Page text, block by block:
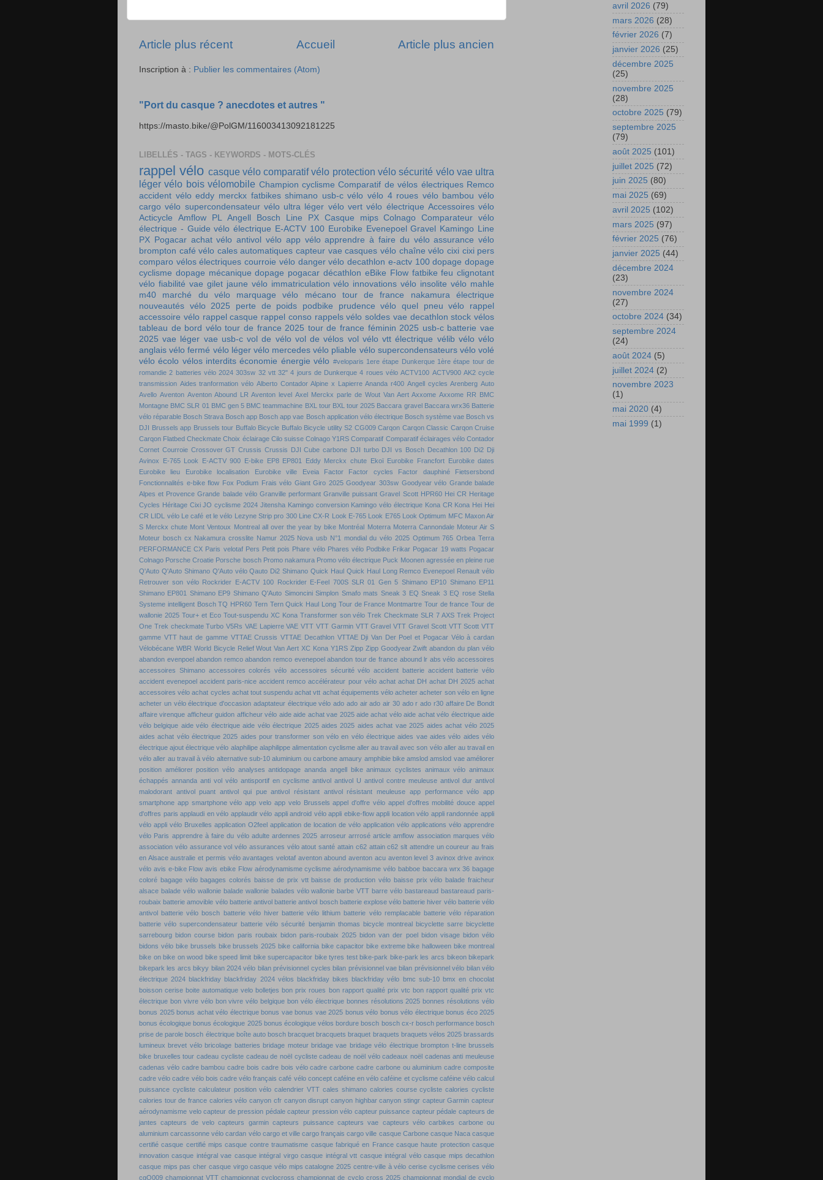
Article plus récent Article plus ancien
Accueil
Inscription à : Publier les commentaires (Atom)
"Port du casque ? anecdotes et autres "
https://masto.bike/@PolGM/116003413092181225
LIBELLÉS - TAGS - KEYWORDS - MOTS-CLÉS
rappel vélo casque vélo comparatif vélo protection vélo sécurité vélo vae ultra
léger vélo bois vélomobile Champion cyclisme Comparatif de vélos électriques Remco
accident vélo eddy merckx fatbikes shimano usb-c vélo vélo 4 roues vélo bambou vélo
cargo vélo supercondensateur vélo ultra léger vélo vert vélo électrique Accessoires vélo
Acticycle
Amflow PL Angell Bosch Line PX Casque mips Colnago
Comparateur vélo
électrique - Guide vélo électrique E-ACTV 100 Eurobike Evenepoel Gravel Kamingo Line
PX Pogacar achat vélo antivol vélo app vélo apprendre à faire du vélo assurance vélo
brompton café vélo cales automatiques capteur vae casques vélo chaîne vélo cixi cixi pers
comparo vélos électriques courroie vélo danger vélo decathlon e-actv 100 dopage dopage
cyclisme dopage mécanique dopage pogacar décathlon eBike Flow fatbike feu clignotant
vélo fiabilité vae gilet jaune vélo immatriculation vélo innovations vélo insolite vélo mahle
m40
marché du vélo marquage vélo mécano tour de france
nakamura électrique
nouveautés vélo 2025
perte de poids podbike prudence vélo quel pneu vélo
rappel
accessoire vélo rappel casque rappel conso rappels vélo soldes vae decathlon stock vélos
tableau de bord vélo tour de france 2025 tour de france féminin 2025 usb-c batterie vae
2025 vae léger vae usb-c vol de vélo vol de vélos vol vélo vtt électrique vélib vélo vélo
anglais vélo fermé vélo léger vélo mercedes vélo pliable vélo supercondensateurs vélo volé
vélo écolo vélos interdits économie énergie vélo #veloparis 1ere étape Dunkerque 1ère étape tour de
romandie 2 batteries vélo 2024 303sw 32 vtt 32" 4 jours de Dunkerque 4 roues vélo ACTV100 ACTV900 AK2 cycle
transmission Aides tranformation vélo Alberto Contador Alpine x Lapierre Ananda r400 Angell cycles Arenberg Auto
Avello Aventon Aventon Abound LR Aventon level Axel Merckx parle de Wout Van Aert Axxome Axxome RR BMC
Montagne BMC SLR 01 BMC gen 5 BMC teammachine BXL tour BXL tour 2025 Baccara gravel Baccara wrx36 Batterie
vélo réparable Bosch Strava Bosch app Bosch app vae Bosch application vélo électrique Bosch système vae Bosch vs
DJI Brussels app Brussels tour Buffalo Bicycle Buffalo Bicycle utility S2 CG009 Carqon Carqon Classic Carqon Cruise
Carqon Flatbed Checkmate Choix éclairage Cilo suisse Colnago Y1RS Comparatif Comparatif éclairages vélo Contador
Cornet Courroie Crossover GT Crussis Crussis DJI Cube carbone DJI turbo DJI vs Bosch Decathlon 100 Di2 Dji
Avinox
E-765 Look E-ACTV 900 E-bike EP8 EP801 Eddy Merckx chute Ekoï Eurobike Francfort Eurobike dates
Eurobike lieu
Eurobike localisation Eurobike ville Eveia Factor Factor cycles Factor dauphiné
Fietsersbond
Fonctionnalités e-bike flow Fox Podium Frais vélo Giant Giro 2025 Goodyear 303sw Goodyear vélo Grande balade
Alpes et Provence Grande balade vélo Granville performant Granville puissant Gravel Scott HPR60 Hei CR Heritage
Cycles Héritage Cixi JO cyclisme 2024 Jitensha Kamingo conversion Kamingo vélo électrique Kona CR Kona Hei Hei
CR LIDL vélo Le café et le vélo Lezyne Strip pro 300 Line CX-R Look E-765 Look E765 Look Optimum MFC Maxon Air
S Merckx chute Mont Ventoux Montreal all over the year by bike Montréal Moterra Moterra Cannondale Moteur Air S
Moteur bosch cx Nakamura crosslite Namur 2025 Nova usb N°1 mondial du vélo 2025 Optimum 765 Orbea Terra
PERFORMANCE CX Paris velotaf Pers Petit pois Phare vélo Phares vélo Podbike Frikar Pogacar 19 watts Pogacar
Colnago Porsche Croatie Porsche bosch Promo nakamura Promo vélo électrique Puck Moonen agressée en pleine rue
Q'Auto Q'Auto Shimano Q'Auto vélo Qauto Di2 Shimano Quick Haul Quick Haul Long Remco Evenepoel Renault vélo
Retrouver son vélo Rockrider E-ACTV 100 Rockrider E-Feel 700S SLR 01 Gen 5 Shimano EP10 Shimano EP11
Shimano EP801 Shimano EP9 Shimano Q'Auto Simoncini Simplon Smafo mats Sneak 3 EQ Sneak 3 EQ rose Stella
Systeme intelligent Bosch TQ HPR60 Tern Tern Quick Haul Long Tour de France Montmartre Tour de france Tour de
wallonie 2025 Tour+ et Eco Tout-suspendu XC Kona Transformer son vélo Trek Checkmate SLR 7 AXS Trek Project
One Trek checkmate Turbo V5Rs VAE Lapierre VAE VTT VTT Garmin VTT Gravel VTT Gravel Scott VTT Scott VTT
gamme VTT haut de gamme VTTAE Crussis VTTAE Decathlon VTTAE Dji Van Der Poel et Pogacar Vélo à cardan
Vélobécane WBR World Bicycle Relief Wout Van Aert XC Kona Y1RS Zipp Zipp Goodyear Zwift abandon du plan vélo
abandon evenpoel abandon remco abandon remco evenepoel abandon tour de france abound lr abs vélo accessoires
accessoires Shimano accessoires colorés vélo accessoires sécurité vélo accident batterie accident batterie vélo
accident evenepoel accident paris-nice accident remco accélérateur pour vélo achat achat DH achat DH 2025 achat
accessoires vélo achat cycles achat tout suspendu achat vtt achat équipements vélo acheter acheter son vélo en ligne
acheter un vélo électrique d'occasion adaptateur électrique vélo ado ado air ado air 30 ado r ado r30 affaire De Bondt
affaire virenque afficheur guidon afficheur vélo aide aide achat vae 2025 aide achat vélo aide achat vélo électrique aide
vélo belgique aide vélo électrique aide vélo électrique 2025 aides 2025 aides achat vae 2025 aides achat vélo 2025
aides achat vélo électrique 2025 aides pour transformer son vélo en vélo électrique aides vae aides vélo aides vélo
électrique ajout électrique vélo alaphilipe alaphilippe alimentation cyclisme aller au travail avec son vélo aller au travail en
vélo aller au travail à vélo alternative sub-10 aluminium ou carbone amaury amphibie bike amslod amslod vae améliorer
position améliorer position vélo analyses antidopage ananda angell bike animaux cyclistes animaux vélo animaux
échappés annanda anti vol vélo antisportif en cyclisme antivol antivol U antivol contre meuleuse antivol dur antivol
malodorant antivol puant antivol qui pue antivol résistant antivol résistant meuleuse app performance vélo app
smartphone app smartphone vélo app velo app velo Brussels appel d'offre vélo appel d'offres mobilité douce appel
d'offres paris applaudi en vélo applaudir vélo appli android vélo appli ebike-flow appli location vélo appli randonnée appli
vélo appli vélo Bruxelles application O2feel application de location de vélo application vélo applications vélo apprendre
vélo Paris apprendre à faire du vélo adulte ardennes 2025 arroseur arrrosé article amflow association marques vélo
association vélo assurance vol vélo assurances vélo atout santé attain c62 attain c62 slt attendre un coureur au frais
en Alsace australie et permis vélo avantages velotaf aventon abound aventon acu aventon level 3 avinox drive avinox
vélo avis e-bike Flow avis ebike Flow aérodynamisme cyclisme aérodynamisme vélo babboe baccara wrx 36 bagage
coloré bagage vélo bagages colorés baisse de prix vtt baisse de production vélo baisse prix vélo balade fraicheur
alsace balade vélo wallonie balade wallonie balades vélo wallonie barbe VTT barre vélo bastareaud bastareaud paris-
roubaix batterie amovible vélo batterie antivol batterie antivol bosch batterie explose vélo batterie hiver vélo batterie vélo
antivol batterie vélo bosch batterie vélo hiver batterie vélo lithium batterie vélo remplacable batterie vélo réparation
batterie vélo supercondensateur batterie vélo sécurité benjamin thomas bicycle montreal bicyclette sarre bicyclette
sarrebourg bidon course bidon paris roubaix bidon paris-roubaix 2025 bidon van der poel bidon visage bidon vélo
bidons vélo bike brussels bike brussels 2025 bike california bike capacitor bike extreme bike halloween bike montreal
bike on bike on wood bike speed limit bike supercapacitor bike tyres test bike-park bike-park les arcs bikeon bikepark
bikepark les arcs bikyy bilan 2024 vélo bilan prévisionnel cycles bilan prévisionnel vae bilan prévisionnel vélo bilan vélo
électrique 2024 blackfriday blackfriday 2024 vélos blackfriday bikes blackfriday vélo bmc sub-10 bmx en chocolat
boisson cerise boite automatique velo bolletjes bon prix roues bon rapport qualité prix vtc bon rapport qualité prix vtc
électrique bon vivre vélo bon vivre vélo belgique bon vélo électrique bonnes résolutions 2025 bonnes résolutions vélo
bonus 2025 bonus achat vélo électrique bonus vae bonus vae 2025 bonus vélo bonus vélo électrique bonus éco 2025
bonus écologique bonus écologique 2025 bonus écologique vélos bordure bosch bosch cx-r bosch performance bosch
prise de parole bosch électrique boîte auto bosch bracquet bracquets braquet braquets braquets vélos 2025 brassards
lumineux brevet vélo bricolage batteries bridage moteur bridage vae bridage vélo électrique brompton t-line brussels
bike bruxelles tour cadeau cycliste cadeau de noël cycliste cadeau de noël vélo cadeaux noël cadenas anti meuleuse
cadenas vélo cadre bambou cadre bois cadre bois vélo cadre carbone cadre carbone ou aluminium cadre composite
cadre vélo cadre vélo bois cadre vélo français café vélo concept caféine en vélo caféine et cyclisme caféine vélo calcul
puissance cycliste calculateur position vélo calendrier VTT cales shimano calories course cycliste calories cycliste
calories tour de france calories vélo canyon cfr canyon disrupt canyon highbar canyon stingr capteur Garmin capteur
aérodynamisme velo capteur de pression pédale capteur pression vélo capteur puissance capteur pédale capteurs de
jantes
capteurs de velo capteurs garmin capteurs puissance capteurs vae capteurs vélo carbikes
carbone ou
aluminium carcassonne vélo cardan vélo cargo et ville cargo français cargo ville casque Carbone casque Naca casque
certifié casque certifié mips casque contre traumatisme casque fabriqué en France casque haute protection casque
innovation casque intégral vae casque intégral virgo casque intégral vtt casque intégral vélo casque mips decathlon
casque mips pas cher casque virgo casque vélo mips catalogne 2025 centre-ville à vélo cerise cyclisme cerises vélo
cgO009 championnat VTT championnat cyclocross championnat de cyclo cross 2025 championnat mondial de cyclo
avril 2026 (79)
mars 2026 (28)
février 2026 (7)
janvier 2026 (25)
décembre 2025
(25)
novembre 2025
(28)
octobre 2025 (79)
septembre 2025
(79)
août 2025 (101)
juillet 2025 (72)
juin 2025 (80)
mai 2025 (69)
avril 2025 (102)
mars 2025 (97)
février 2025 (76)
janvier 2025 (44)
décembre 2024
(23)
novembre 2024
(27)
octobre 2024 (34)
septembre 2024
(24)
août 2024 (5)
juillet 2024 (2)
novembre 2023
(1)
mai 2020 (4)
mai 1999 (1)